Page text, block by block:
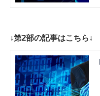
↓第2部の記事はこちら↓